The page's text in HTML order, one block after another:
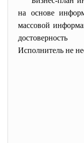
на основе
массовой
Исполнитель не